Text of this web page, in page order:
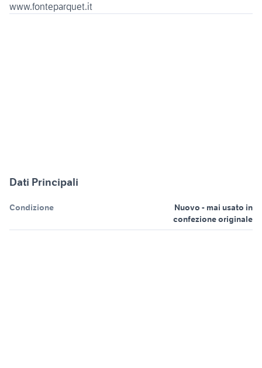
www.fonteparquet.it
Dati Principali
Condizione
Nuovo - mai usato in
confezione originale